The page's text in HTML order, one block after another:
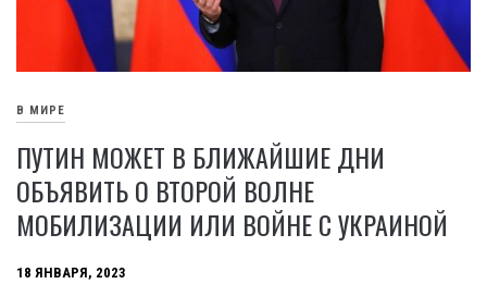
В МИРЕ
ПУТИН МОЖЕТ В БЛИЖАЙШИЕ ДНИ
ОБЪЯВИТЬ О ВТОРОЙ ВОЛНЕ
МОБИЛИЗАЦИИ ИЛИ ВОЙНЕ С УКРАИНОЙ
18 ЯНВАРЯ, 2023